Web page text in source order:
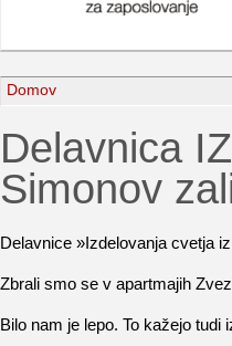
Domov
Delavnica
Simonov
Delavnice »Izdelovanja cvetja
Zbrali smo se v apartmajih
Bilo nam je lepo. To kažejo tudi